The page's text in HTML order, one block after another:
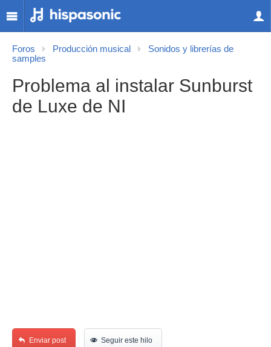
Foros Producción musical
Sonidos y librerías de
samples
Problema al instalar Sunburst
de Luxe de NI
Enviar post Seguir este hilo